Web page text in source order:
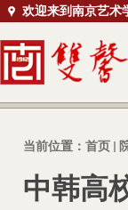
欢迎来到南京艺
当前位置： 首页
中韩高